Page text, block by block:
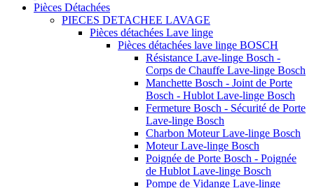
Pièces Détachées
PIECES DETACHEE LAVAGE
Pièces détachées Lave linge
Pièces détachées lave linge BOSCH
Résistance Lave-linge Bosch -
Corps de Chauffe Lave-linge Bosch
Manchette Bosch - Joint de Porte
Bosch - Hublot Lave-linge Bosch
Fermeture Bosch - Sécurité de Porte
Lave-linge Bosch
Charbon Moteur Lave-linge Bosch
Moteur Lave-linge Bosch
Poignée de Porte Bosch - Poignée
de Hublot Lave-linge Bosch
Pompe de Vidange Lave-linge